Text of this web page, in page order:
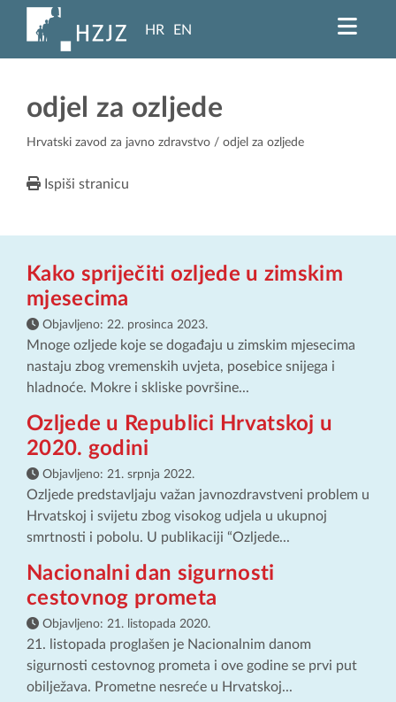
HR EN
odjel za ozljede
Hrvatski zavod za javno zdravstvo / odjel za ozljede
Ispiši stranicu
Kako spriječiti ozljede u zimskim
mjesecima
Objavljeno: 22. prosinca 2023.
Mnoge ozljede koje se događaju u zimskim mjesecima
nastaju zbog vremenskih uvjeta, posebice snijega i
hladnoće. Mokre i skliske površine...
Ozljede u Republici Hrvatskoj u
2020. godini
Objavljeno: 21. srpnja 2022.
Ozljede predstavljaju važan javnozdravstveni problem u
Hrvatskoj i svijetu zbog visokog udjela u ukupnoj
smrtnosti i pobolu. U publikaciji “Ozljede...
Nacionalni dan sigurnosti
cestovnog prometa
Objavljeno: 21. listopada 2020.
21. listopada proglašen je Nacionalnim danom
sigurnosti cestovnog prometa i ove godine se prvi put
obilježava. Prometne nesreće u Hrvatskoj...